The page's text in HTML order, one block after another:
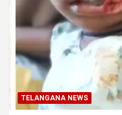
TELANGANA NEWS